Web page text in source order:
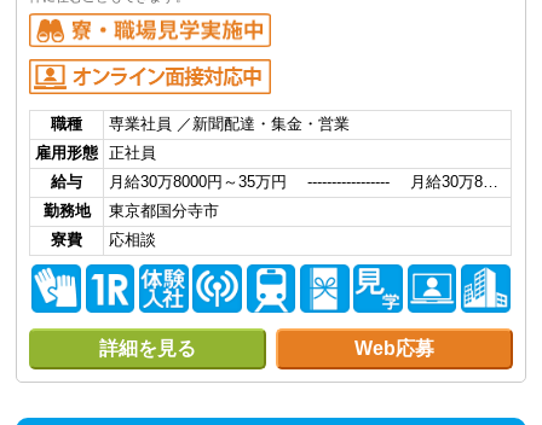
職種
専業社員 ／新聞配達・集金・営業
雇用形態
正社員
給与
月給30万8000円～35万円 ----------------- 月給30万8…
勤務地
東京都国分寺市
寮費
応相談
詳細を見る Web応募